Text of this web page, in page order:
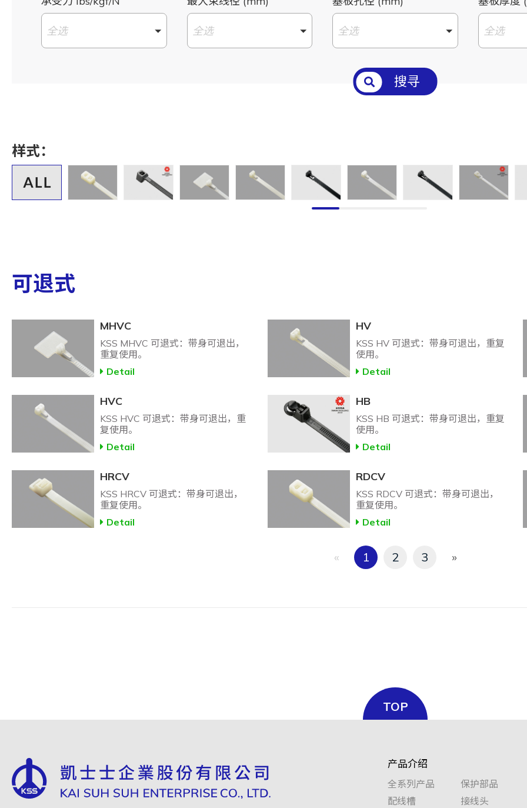
全选 全选 全选 全选
搜寻
样式：
可退式
MHVC
KSS MHVC 可退式：带身可退出，
重复使用。
Detail
HV
KSS HV 可退式：带身可退出，重复
使用。
Detail
HVC
KSS HVC 可退式：带身可退出，重
复使用。
Detail
HB
KSS HB 可退式：带身可退出，重复
使用。
Detail
HRCV
KSS HRCV 可退式：带身可退出，
重复使用。
Detail
RDCV
KSS RDCV 可退式：带身可退出，
重复使用。
Detail
« 1 2 3 »
TOP
产品介绍
全系列产品
配线槽
保护部品
接线头